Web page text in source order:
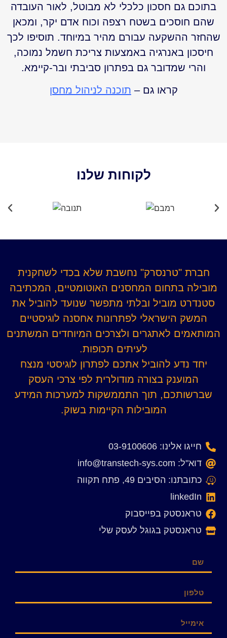
בתוכם גם חסכון כלכלי לא מבוטל, לאור העובדה
שהם חוסכים בשטח רצפה וכוח אדם יקר, ומכאן
שהחזר ההשקעה עבורם מהיר במיוחד. תוסיפו לכך
חיסכון באנרגיה באמצעות צריכת חשמל נמוכה,
והרי שמדובר גם בפתרון סביבתי ובר-קיימא.
קראו גם – תוכנה לניהול מחסן
לקוחות שלנו
חברת "טרנסרק" נחשבת שלא בכדי לשחקנית
מובילה בתחום המחסנים האוטומטיים, המכתיבה
סטנדרט מוביל ובלתי מתפשר שנועד להוביל את
המשק הישראלי לפתרונות אחסנה לוגיסטיים
המותאמים לאתגרים ולצרכים המיוחדים המשתנים
לעיתים תכופות.
יחד נדע להוביל אתכם לפתרון לוגיסטי מנצח
המוענק בצורה מודולרית לפי צרכי העסק
שברשותכם, תוך התממשקות למערכות המידע
המובילות הקיימות בשוק.
חייגו אלינו: 03-9100606
דוא"ל: info@transtech-sys.com
כתובתנו: הסיבים 49, פתח תקווה
linkedIn
טראנסטק בפייסבוק
טראנסטק בגוגל לעסק שלי